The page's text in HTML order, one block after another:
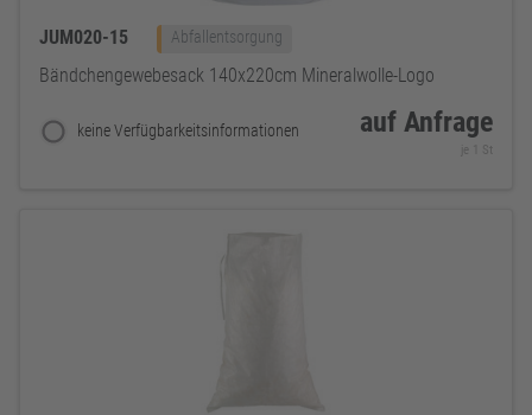
JUM020-15 Abfallentsorgung
Bändchengewebesack 140x220cm Mineralwolle-Logo
keine Verfügbarkeitsinformationen auf Anfrage
je 1 St